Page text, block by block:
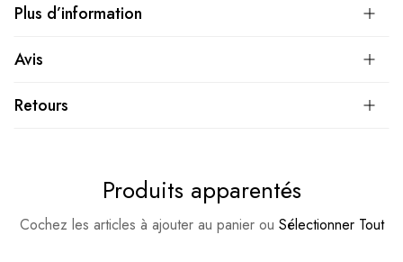
Plus d’information
Avis
Retours
Produits apparentés
Cochez les articles à ajouter au panier ou Sélectionner Tout